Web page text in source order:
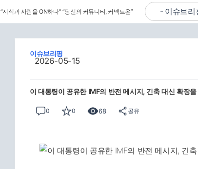
“지식과 사람을 ON하다” “당신의 커뮤니티, 커넥트온”
이슈브리핑
2026-05-15
이 대통령이 공유한 IMF의 반전 메시지, 긴축 대신 확장
0 0 68 공유